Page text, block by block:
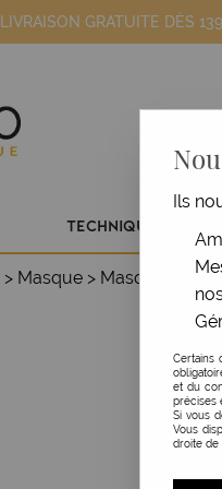
LIVRAISON GRATUITE DÈS
TECHNIQUE
> Masque > Masque Miroir
Ils
Certains
et du
précises
Si vous
Vous
droite de